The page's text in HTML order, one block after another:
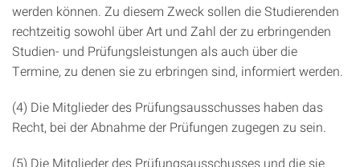
werden können. Zu diesem Zweck sollen die Studierenden
rechtzeitig sowohl über Art und Zahl der zu erbringenden
Studien- und Prüfungsleistungen als auch über die
Termine, zu denen sie zu erbringen sind, informiert werden.
(4) Die Mitglieder des Prüfungsausschusses haben das
Recht, bei der Abnahme der Prüfungen zugegen zu sein.
(5) Die Mitglieder des Prüfungsausschusses und die sie